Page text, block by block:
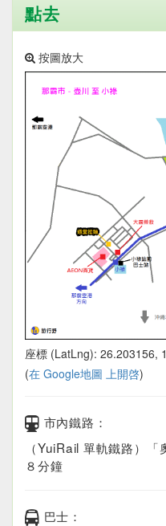
點去
按圖放大
座標 (LatLng): 26.203156,
(在 Google地圖 上開啓)
市內鐵路：
（YuiRail 單軌鐵路）
８分鐘
巴士：